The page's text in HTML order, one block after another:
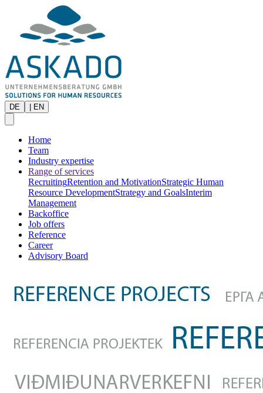
DE EN
Home
Team
Industry expertise
Range of services
RecruitingRetention and MotivationStrategic Human
Resource DevelopmentStrategy and GoalsInterim
Management
Backoffice
Job offers
Reference
Career
Advisory Board